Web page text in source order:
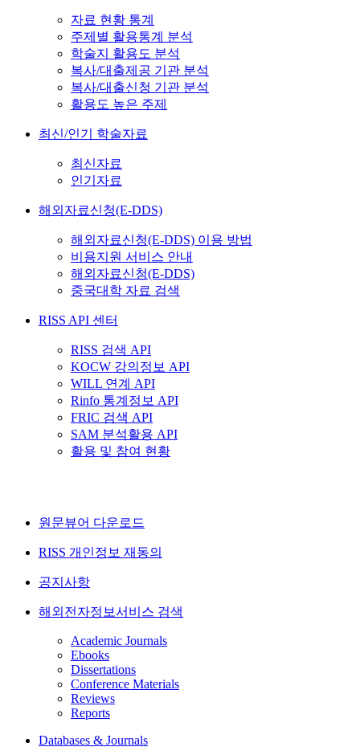
자료 현황 통계
주제별 활용통계 분석
학술지 활용도 분석
복사/대출제공 기관 분석
복사/대출신청 기관 분석
활용도 높은 주제
최신/인기 학술자료
최신자료
인기자료
해외자료신청(E-DDS)
해외자료신청(E-DDS) 이용 방법
비용지원 서비스 안내
해외자료신청(E-DDS)
중국대학 자료 검색
RISS API 센터
RISS 검색 API
KOCW 강의정보 API
WILL 연계 API
Rinfo 통계정보 API
FRIC 검색 API
SAM 분석활용 API
활용 및 참여 현황
원문뷰어 다운로드
RISS 개인정보 재동의
공지사항
해외전자정보서비스 검색
Academic Journals
Ebooks
Dissertations
Conference Materials
Reviews
Reports
Databases & Journals